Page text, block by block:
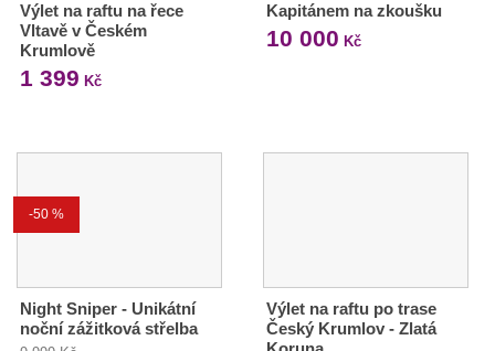
Výlet na raftu na řece
Vltavě v Českém
Krumlově
1 399 Kč
Kapitánem na zkoušku
10 000 Kč
-50 %
Night Sniper - Unikátní
noční zážitková střelba
Výlet na raftu po trase
Český Krumlov - Zlatá